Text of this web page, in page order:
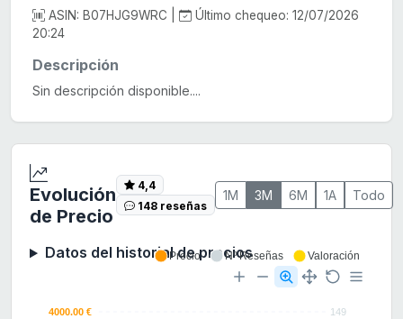
ASIN: B07HJG9WRC |
Último chequeo: 12/07/2026
20:24
Descripción
Sin descripción disponible....
Evolución
de Precio
4,4
148 reseñas
1M 3M 6M 1A Todo
Datos del historial de precios
149
4000.00 €
Precio Nº Reseñas Valoración